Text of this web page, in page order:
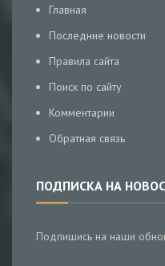
Главная
Последние новости
Правила сайта
Поиск по сайту
Комментарии
Обратная связь
ПОДПИСКА НА
Подпишись на наши